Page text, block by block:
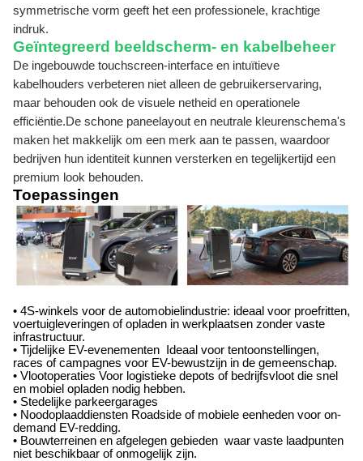
symmetrische vorm geeft het een professionele, krachtige
indruk.
Geïntegreerd beeldscherm- en kabelbeheer
De ingebouwde touchscreen-interface en intuïtieve
kabelhouders verbeteren niet alleen de gebruikerservaring,
maar behouden ook de visuele netheid en operationele
efficiëntie.De schone paneelayout en neutrale kleurenschema's
maken het makkelijk om een merk aan te passen, waardoor
bedrijven hun identiteit kunnen versterken en tegelijkertijd een
premium look behouden.
Toepassingen
• 4S-winkels voor de automobielindustrie: ideaal voor proefritten,
voertuigleveringen of opladen in werkplaatsen zonder vaste
infrastructuur.
• Tijdelijke EV-evenementen ️ Ideaal voor tentoonstellingen,
races of campagnes voor EV-bewustzijn in de gemeenschap.
• Vlootoperaties Voor logistieke depots of bedrijfsvloot die snel
en mobiel opladen nodig hebben.
• Stedelijke parkeergarages
• Noodoplaaddiensten Roadside of mobiele eenheden voor on-
demand EV-redding.
• Bouwterreinen en afgelegen gebieden ­ waar vaste laadpunten
niet beschikbaar of onmogelijk zijn.